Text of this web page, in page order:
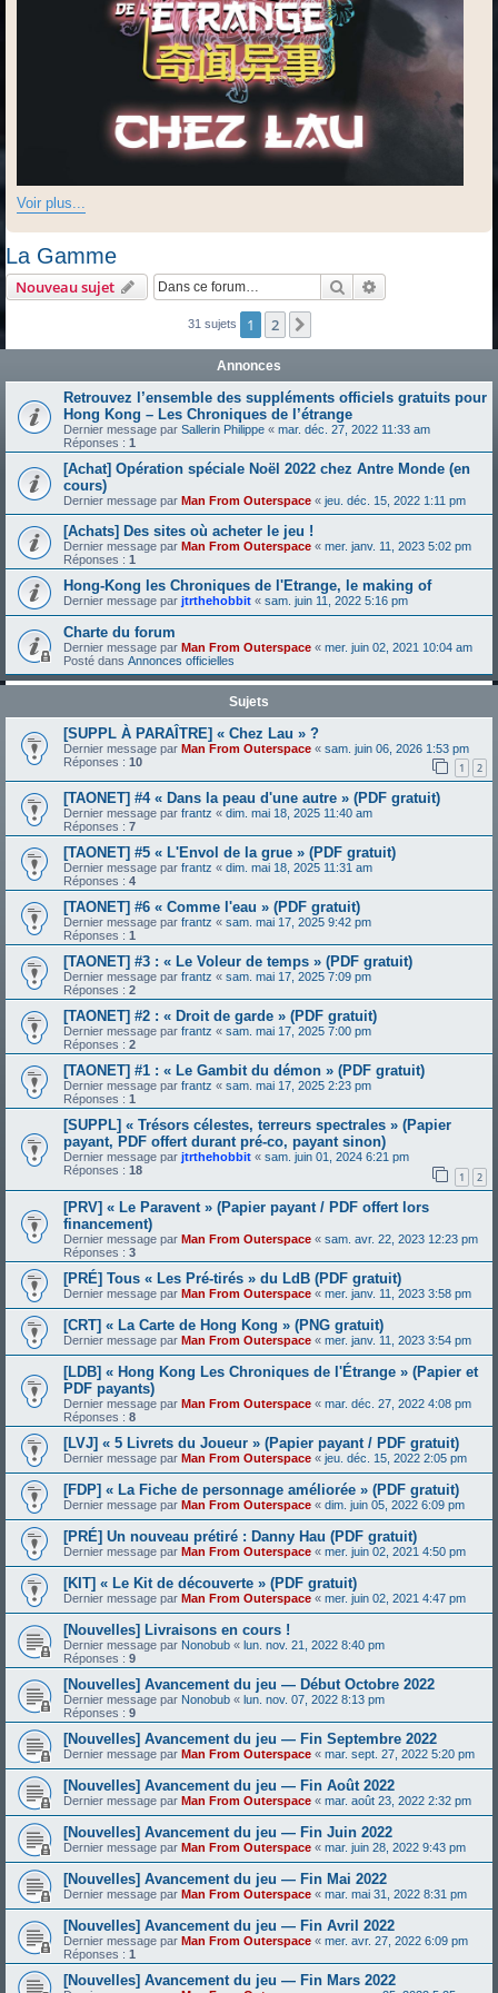
Voir plus...
La Gamme
Nouveau sujet Rechercher
31 sujets 1 2
Annonces
Retrouvez l’ensemble des suppléments officiels gratuits pour
Hong Kong – Les Chroniques de l’étrange
Dernier message par Sallerin Philippe « mar. déc. 27, 2022 11:33 am
Réponses : 1
[Achat] Opération spéciale Noël 2022 chez Antre Monde (en
cours)
Dernier message par Man From Outerspace « jeu. déc. 15, 2022 1:11 pm
[Achats] Des sites où acheter le jeu !
Dernier message par Man From Outerspace « mer. janv. 11, 2023 5:02 pm
Réponses : 1
Hong-Kong les Chroniques de l'Etrange, le making of
Dernier message par jtrthehobbit « sam. juin 11, 2022 5:16 pm
Charte du forum
Dernier message par Man From Outerspace « mer. juin 02, 2021 10:04 am
Posté dans Annonces officielles
Sujets
[SUPPL À PARAÎTRE] « Chez Lau » ?
Dernier message par Man From Outerspace « sam. juin 06, 2026 1:53 pm
Réponses : 10 1 2
[TAONET] #4 « Dans la peau d'une autre » (PDF gratuit)
Dernier message par frantz « dim. mai 18, 2025 11:40 am
Réponses : 7
[TAONET] #5 « L'Envol de la grue » (PDF gratuit)
Dernier message par frantz « dim. mai 18, 2025 11:31 am
Réponses : 4
[TAONET] #6 « Comme l'eau » (PDF gratuit)
Dernier message par frantz « sam. mai 17, 2025 9:42 pm
Réponses : 1
[TAONET] #3 : « Le Voleur de temps » (PDF gratuit)
Dernier message par frantz « sam. mai 17, 2025 7:09 pm
Réponses : 2
[TAONET] #2 : « Droit de garde » (PDF gratuit)
Dernier message par frantz « sam. mai 17, 2025 7:00 pm
Réponses : 2
[TAONET] #1 : « Le Gambit du démon » (PDF gratuit)
Dernier message par frantz « sam. mai 17, 2025 2:23 pm
Réponses : 1
[SUPPL] « Trésors célestes, terreurs spectrales » (Papier
payant, PDF offert durant pré-co, payant sinon)
Dernier message par jtrthehobbit « sam. juin 01, 2024 6:21 pm
Réponses : 18 1 2
[PRV] « Le Paravent » (Papier payant / PDF offert lors
financement)
Dernier message par Man From Outerspace « sam. avr. 22, 2023 12:23 pm
Réponses : 3
[PRÉ] Tous « Les Pré-tirés » du LdB (PDF gratuit)
Dernier message par Man From Outerspace « mer. janv. 11, 2023 3:58 pm
[CRT] « La Carte de Hong Kong » (PNG gratuit)
Dernier message par Man From Outerspace « mer. janv. 11, 2023 3:54 pm
[LDB] « Hong Kong Les Chroniques de l'Étrange » (Papier et
PDF payants)
Dernier message par Man From Outerspace « mar. déc. 27, 2022 4:08 pm
Réponses : 8
[LVJ] « 5 Livrets du Joueur » (Papier payant / PDF gratuit)
Dernier message par Man From Outerspace « jeu. déc. 15, 2022 2:05 pm
[FDP] « La Fiche de personnage améliorée » (PDF gratuit)
Dernier message par Man From Outerspace « dim. juin 05, 2022 6:09 pm
[PRÉ] Un nouveau prétiré : Danny Hau (PDF gratuit)
Dernier message par Man From Outerspace « mer. juin 02, 2021 4:50 pm
[KIT] « Le Kit de découverte » (PDF gratuit)
Dernier message par Man From Outerspace « mer. juin 02, 2021 4:47 pm
[Nouvelles] Livraisons en cours !
Dernier message par Nonobub « lun. nov. 21, 2022 8:40 pm
Réponses : 9
[Nouvelles] Avancement du jeu — Début Octobre 2022
Dernier message par Nonobub « lun. nov. 07, 2022 8:13 pm
Réponses : 9
[Nouvelles] Avancement du jeu — Fin Septembre 2022
Dernier message par Man From Outerspace « mar. sept. 27, 2022 5:20 pm
[Nouvelles] Avancement du jeu — Fin Août 2022
Dernier message par Man From Outerspace « mar. août 23, 2022 2:32 pm
[Nouvelles] Avancement du jeu — Fin Juin 2022
Dernier message par Man From Outerspace « mar. juin 28, 2022 9:43 pm
[Nouvelles] Avancement du jeu — Fin Mai 2022
Dernier message par Man From Outerspace « mar. mai 31, 2022 8:31 pm
[Nouvelles] Avancement du jeu — Fin Avril 2022
Dernier message par Man From Outerspace « mer. avr. 27, 2022 6:09 pm
Réponses : 1
[Nouvelles] Avancement du jeu — Fin Mars 2022